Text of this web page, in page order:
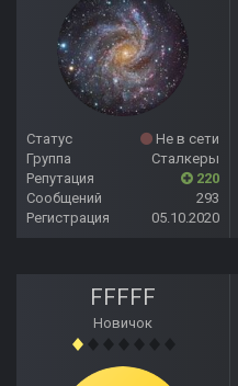
Статус
Не в сети
Группа
Сталкеры
Репутация
220
Сообщений
293
Регистрация
05.10.2020
FFFFF
Новичок